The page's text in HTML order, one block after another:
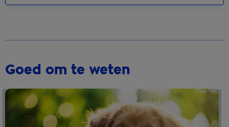
Goed om te weten